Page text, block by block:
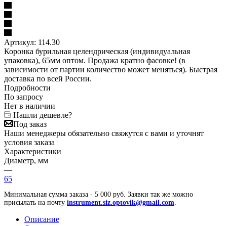
Артикул: 114.30
Коронка бурильная целендрическая (индивидуальная
упаковка), 65мм оптом. Продажа кратно фасовке! (в
зависимости от партии количество может меняться). Быстрая
доставка по всей России.
Подробности
По запросу
Нет в наличии
Нашли дешевле?
Под заказ
Наши менеджеры обязательно свяжутся с вами и уточнят
условия заказа
Характеристики
Диаметр, мм
—
65
Минимальная сумма заказа - 5 000 руб. Заявки так же можно
присылать на почту instrument.siz.optovik@gmail.com
Описание